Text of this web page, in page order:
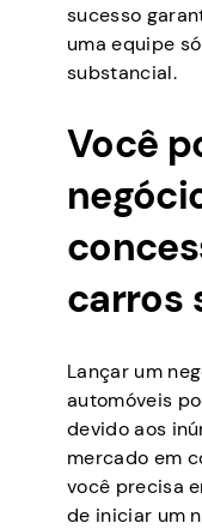
sucesso
uma equipe
substancial.
Você
carros
Lançar um
automóveis
devido aos
mercado em
você precisa
de iniciar um